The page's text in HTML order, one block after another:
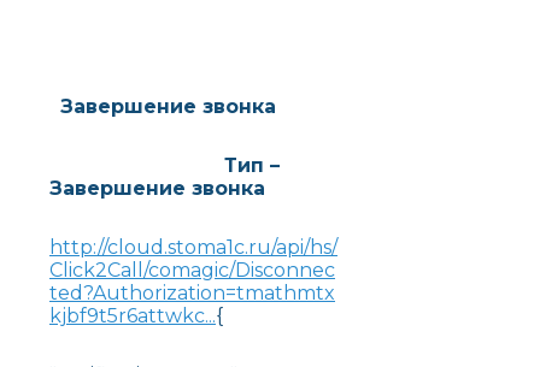
Завершение звонка
Тип –
Завершение звонка
http://cloud.stoma1c.ru/api/hs/
Click2Call/comagic/Disconnec
ted?Authorization=tmathmtx
kjbf9t5r6attwkc...{